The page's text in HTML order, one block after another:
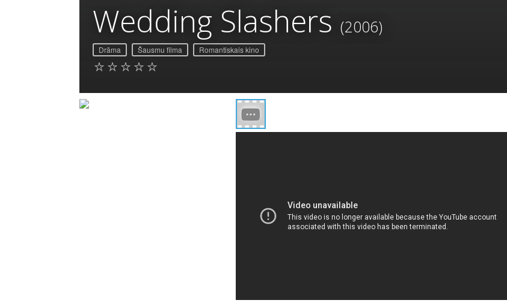
Wedding Slashers (2006)
Drāma Šausmu filma Romantiskais kino